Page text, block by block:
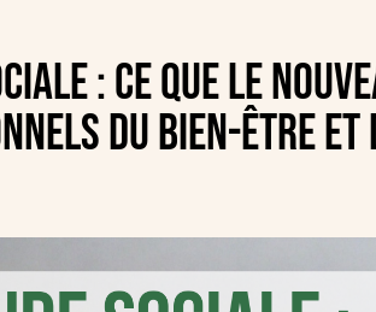
: ce que le
du bien-être